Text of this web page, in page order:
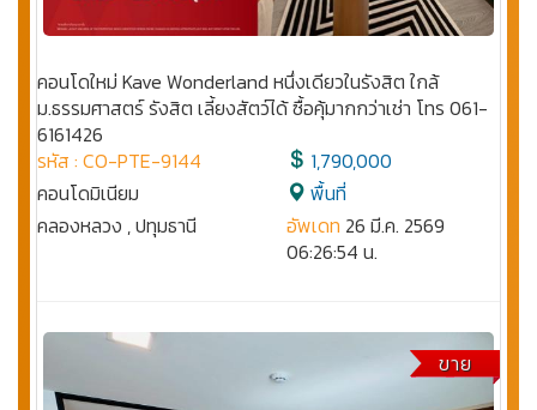
คอนโดใหม่ Kave Wonderland หนึ่งเดียวในรังสิต ใกล้
ม.ธรรมศาสตร์ รังสิต เลี้ยงสัตว์ได้ ซื้อคุ้มากกว่าเช่า โทร 061-
6161426
รหัส : CO-PTE-9144
คอนโดมิเนียม
คลองหลวง , ปทุมธานี
1,790,000
พื้นที่
อัพเดท 26 มี.ค. 2569
06:26:54 น.
ขาย